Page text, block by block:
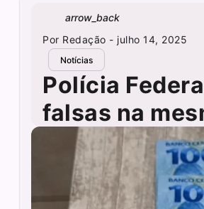
arrow_back
Por Redação - julho 14, 2025
Notícias
Polícia
falsas na